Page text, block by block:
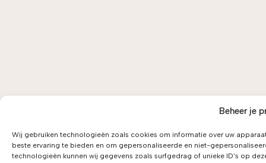
Beheer je
Wij gebruiken technologieën zoals cookies om informatie over uw
beste ervaring te bieden en om gepersonaliseerde en niet-
technologieën kunnen wij gegevens zoals surfgedrag of unieke ID's op